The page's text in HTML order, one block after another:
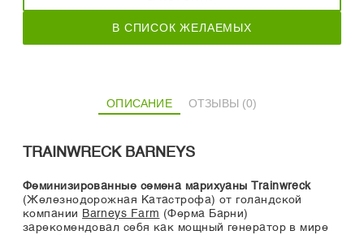
В СПИСОК ЖЕЛАЕМЫХ
ОПИСАНИЕ ОТЗЫВЫ (0)
TRAINWRECK BARNEYS
Феминизированные семена марихуаны Trainwreck
(Железнодорожная Катастрофа) от голандской
компании Barneys Farm (Ферма Барни)
зарекомендовал себя как мощный генератор в мире